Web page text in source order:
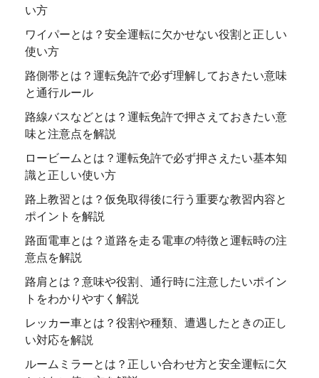
い方
ワイパーとは？安全運転に欠かせない役割と正しい
使い方
路側帯とは？運転免許で必ず理解しておきたい意味
と通行ルール
路線バスなどとは？運転免許で押さえておきたい意
味と注意点を解説
ロービームとは？運転免許で必ず押さえたい基本知
識と正しい使い方
路上教習とは？仮免取得後に行う重要な教習内容と
ポイントを解説
路面電車とは？道路を走る電車の特徴と運転時の注
意点を解説
路肩とは？意味や役割、通行時に注意したいポイン
トをわかりやすく解説
レッカー車とは？役割や種類、遭遇したときの正し
い対応を解説
ルームミラーとは？正しい合わせ方と安全運転に欠